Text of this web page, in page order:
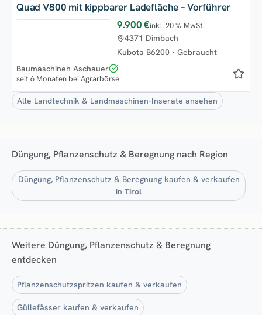
Quad V800 mit kippbarer Ladefläche – Vorführer
9.900 €inkl. 20 % MwSt.
Kubota B6200 · Gebraucht
4371 Dimbach
Baumaschinen Aschauer
seit 6 Monaten bei Agrarbörse
Alle Landtechnik & Landmaschinen-Inserate ansehen
Düngung, Pflanzenschutz & Beregnung nach Region
Düngung, Pflanzenschutz & Beregnung kaufen & verkaufen
in Tirol
Weitere Düngung, Pflanzenschutz & Beregnung
entdecken
Pflanzenschutzspritzen kaufen & verkaufen
Güllefässer kaufen & verkaufen